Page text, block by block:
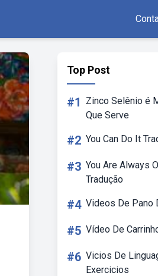
Top Post
#1
Zinco Selênio é
Que Serve
#2 You Can Do It
#3 You Are Always
Tradução
#4 Videos De Pano
#5 Vídeo De
#6 Vicios De
Exercicios